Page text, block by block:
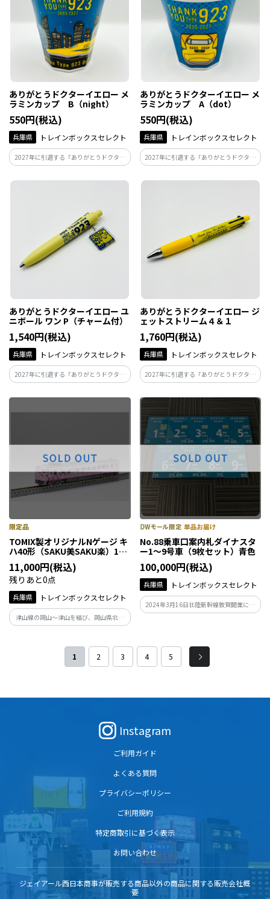
ありがとうドクターイエロー メ
ラミンカップ B（night）
550円(税込)
兵庫県 トレインボックスセレクト
2027年に引退する「ありがとうドクター
イエロー」シリーズ♪
ありがとうドクターイエロー メ
ラミンカップ A（dot）
550円(税込)
兵庫県 トレインボックスセレクト
2027年に引退する「ありがとうドクター
イエロー」シリーズ♪
ありがとうドクターイエロー ユ
ニボール ワン P（チャーム付）
1,540円(税込)
兵庫県 トレインボックスセレクト
2027年に引退する「ありがとうドクター
イエロー」シリーズ♪
ありがとうドクターイエロー ジ
ェットストリーム４＆１
1,760円(税込)
兵庫県 トレインボックスセレクト
2027年に引退する「ありがとうドクター
イエロー」シリーズ♪
TOMIX製オリジナルNゲージ キ
ハ40形（SAKU美SAKU楽）1両
単品
11,000円(税込)
残りあと0点
兵庫県 トレインボックスセレクト
津山線の岡山～津山を結び、岡山県北エ
リアをめぐる美しきを作る「SAKU美
No.88乗車口案内札ダイナスタ
ー1～9号車（9枚セット）青色
100,000円(税込)
兵庫県 トレインボックスセレクト
2024年3月16日北陸新幹線敦賀開業にと
もない、駅で使用されていた駅備品の取
だいた、思い出がつまった駅の備品の一
部を販売します。
1 2 3 4 5
Instagram
ご利用ガイド
よくある質問
プライバシーポリシー
ご利用規約
特定商取引に基づく表示
お問い合わせ
ジェイアール西日本商事が販売する商品以外の商品に関する販売会社概
要